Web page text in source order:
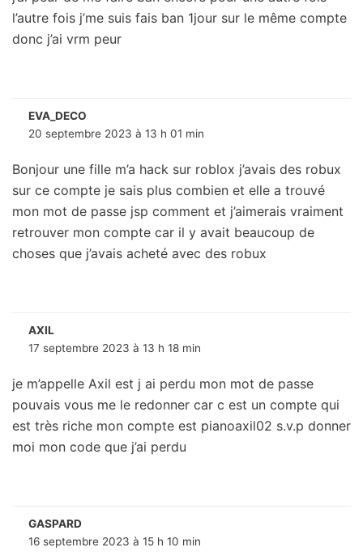
l’autre fois j’me suis fais ban 1jour sur le même compte
donc j’ai vrm peur
EVA_DECO
20 septembre 2023 à 13 h 01 min
Bonjour une fille m’a hack sur roblox j’avais des robux
sur ce compte je sais plus combien et elle a trouvé
mon mot de passe jsp comment et j’aimerais vraiment
retrouver mon compte car il y avait beaucoup de
choses que j’avais acheté avec des robux
AXIL
17 septembre 2023 à 13 h 18 min
je m’appelle Axil est j ai perdu mon mot de passe
pouvais vous me le redonner car c est un compte qui
est très riche mon compte est pianoaxil02 s.v.p donner
moi mon code que j’ai perdu
GASPARD
16 septembre 2023 à 15 h 10 min